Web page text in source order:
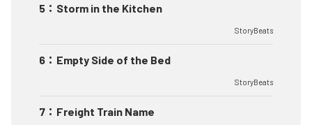
5 ： Storm in the Kitchen
StoryBeats
6 ： Empty Side of the Bed
StoryBeats
7 ： Freight Train Name